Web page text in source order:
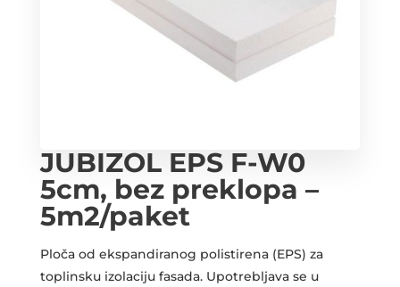
JUBIZOL EPS F-W0
5cm, bez preklopa –
5m2/paket
Ploča od ekspandiranog polistirena (EPS) za
toplinsku izolaciju fasada. Upotrebljava se u